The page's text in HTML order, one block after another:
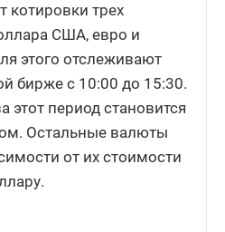
Рассчитать
манат 1 TMT
Рассчитать
котировки трех
США, евро и
этого отслеживают
бирже с 10:00 до 15:30.
этот период становится
Остальные валюты
от их стоимости